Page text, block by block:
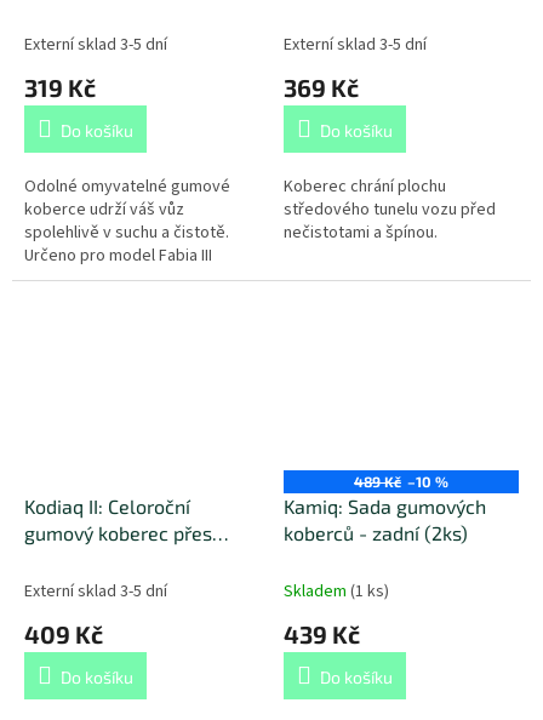
Externí sklad 3-5 dní
319 Kč
Do košíku
Odolné omyvatelné gumové
koberce udrží váš vůz
spolehlivě v suchu a čistotě.
Určeno pro model Fabia III
(2014+).
Externí sklad 3-5 dní
369 Kč
Do košíku
Koberec chrání plochu
středového tunelu vozu před
nečistotami a špínou.
Kodiaq II: Celoroční
gumový koberec přes
Externí sklad 3-5 dní
409 Kč
Do košíku
489 Kč –10 %
Kamiq: Sada gumových
koberců - zadní (2ks)
Skladem (1 ks)
439 Kč
Do košíku